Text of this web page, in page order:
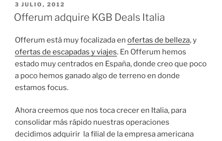
PUBLICADO
EL
3 JULIO, 2012
Offerum adquire KGB Deals Italia
Offerum está muy focalizada en ofertas de belleza, y
ofertas de escapadas y viajes. En Offerum hemos
estado muy centrados en España, donde creo que poco
a poco hemos ganado algo de terreno en donde
estamos focus.
Ahora creemos que nos toca crecer en Italia, para
consolidar más rápido nuestras operaciones
decidimos adquirir la filial de la empresa americana